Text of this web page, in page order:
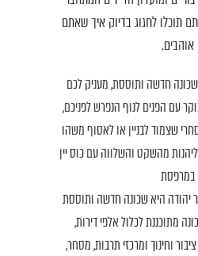
תוכלו לחגוג בדיוק איך שאתם
אוהבים.
שכונה חדשה ותוססת, מעניק לכם
עם הפנים לנוף הנפרש לפניכם,
שצמוד לבניין או לאסוף משהו
מהשקט והשלווה עם כוס יין
במרפסת
יהודה היא שכונה חדשה ותוססת
מתוכננת לכלול אלפי דירות,
וחינוך ומרכזי תרבות, מסחר,